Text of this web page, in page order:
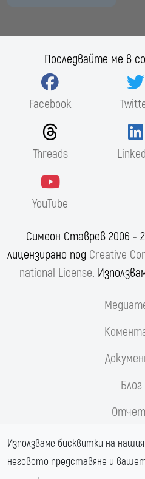
Последвайте ме в
Facebook
Threads
YouTube
Симеон Ставрев 2006 ‐
лицензирано под Creative
national License.
Блог
Използваме бисквитки на
неговото представяне и